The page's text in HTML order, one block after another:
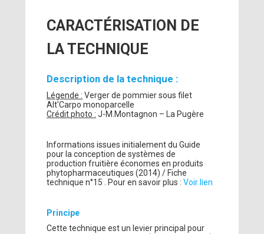
CARACTÉRISATION DE
LA TECHNIQUE
Description de la technique :
Légende : Verger de pommier sous filet
Alt'Carpo monoparcelle
Crédit photo : J-M.Montagnon – La Pugère
Informations issues initialement du Guide
pour la conception de systèmes de
production fruitière économes en produits
phytopharmaceutiques (2014) / Fiche
technique n°15 . Pour en savoir plus :Voir lien
Principe
Cette technique est un levier principal pour